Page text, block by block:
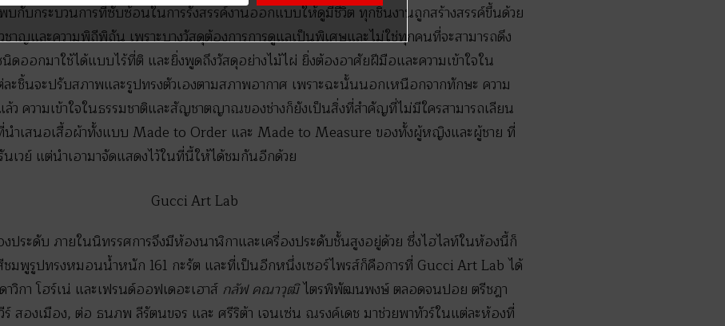
บกับกระบวนการที่ซับซ้อนในการรังสรรค์งานออกแบบให้ดูมีชีวิต ทุกชิ้นงานถูกสร้างสรรค์ขึ้นด้วย
าญและความพิถีพิถัน เพราะบางวัสดุต้องการการดูแลเป็นพิเศษและไม่ใช่ทุกคนที่จะสามารถดึง
ออกมาใช้ได้แบบไร้ที่ติ และยิ่งพูดถึงวัสดุอย่างไม้ไผ่ ยิ่งต้องอาศัยฝีมือและความเข้าใจใน
ะชิ้นจะปรับสภาพและรูปทรงตัวเองตามสภาพอากาศ เพราะฉะนั้นนอกเหนือกจากทักษะ ความ
ว ความเข้าใจในธรรมชาติและสัญชาตญาณของช่างก็ยังเป็นสิ่งที่สำคัญที่ไม่มีใครสามารถเลียน
ำเสนอเสื้อผ้าทั้งแบบ Made to Order และ Made to Measure ของทั้งผู้หญิงและผู้ชาย ที่
เวย์ แต่นำเอามาจัดแสดงไว้ในที่นี้ให้ได้ชมกันอีกด้วย
ประดับ ภายในนิทรรศการจึงมีห้องนาฬิกาและเครื่องประดับชั้นสูงอยู่ด้วย ซึ่งไฮไลท์ในห้องนี้ก็
มพูรูปทรงหมอนน้ำหนัก 161 กะรัต และที่เป็นอีกหนึ่งเซอร์ไพรส์ก็คือการที่ Gucci Art Lab ได้
วิกา โฮร์เน่ และเฟรนด์ออฟเดอะเฮาส์ กลัฟ คณาวุฒิไตรพิพัฒนพงษ์ ตลอดจนปอย ตรีชฎา
สองเมือง, ต่อ ธนภพ ลีรัตนขจร และ ศรีริต้า เจนเซ่น ณรงค์เดช มาช่วยพาทัวร์ในแต่ละห้องที่